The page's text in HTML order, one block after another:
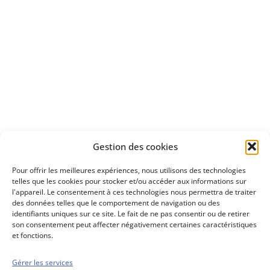
Gestion des cookies
Pour offrir les meilleures expériences, nous utilisons des technologies
telles que les cookies pour stocker et/ou accéder aux informations sur
l'appareil. Le consentement à ces technologies nous permettra de traiter
des données telles que le comportement de navigation ou des
identifiants uniques sur ce site. Le fait de ne pas consentir ou de retirer
son consentement peut affecter négativement certaines caractéristiques
et fonctions.
Gérer les services
Découvrez
Conseils boursiers depuis 1952